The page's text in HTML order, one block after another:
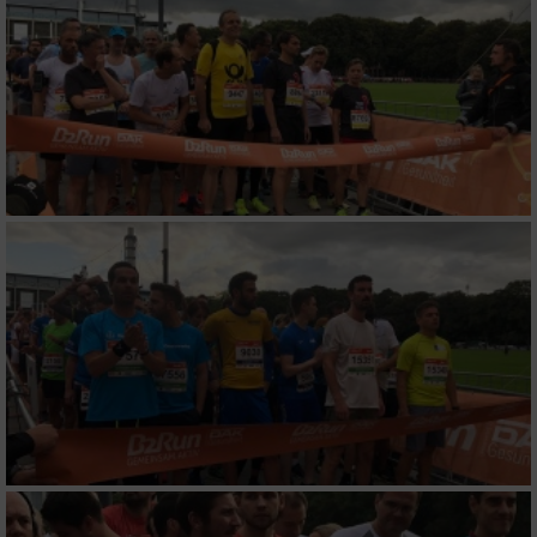
Verwendung von Profilen zur Auswahl
personalisierter Inhalte
Messung der Werbeleistung
Messung der Performance von Inhalten
Analyse von Zielgruppen durch Statistiken
oder Kombinationen von Daten aus
verschiedenen Quellen
Entwicklung und Verbesserung der Angebote
Verwendung reduzierter Daten zur Auswahl
von Inhalten
IAB-Besonderheiten:
Verwendung genauer Standortdaten